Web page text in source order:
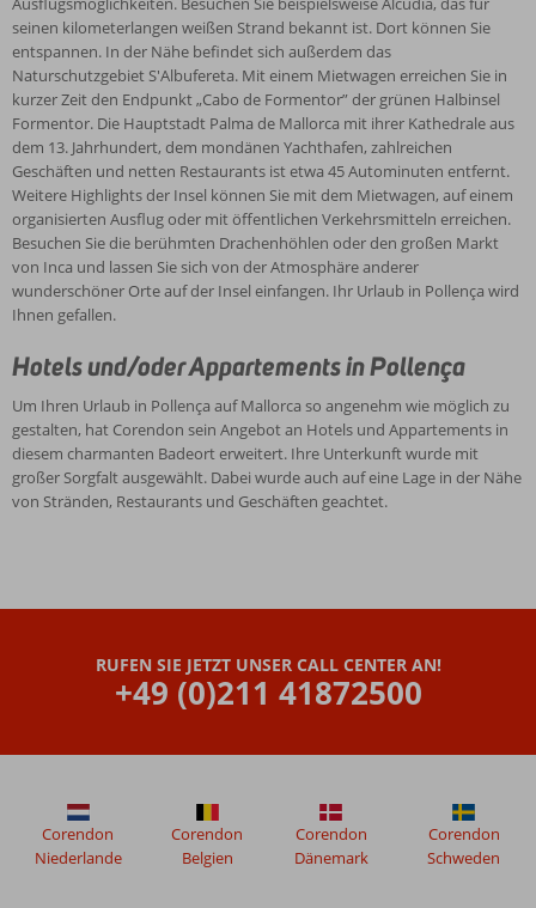
seinen kilometerlangen weißen Strand bekannt ist. Dort können Sie
entspannen. In der Nähe befindet sich außerdem das
Naturschutzgebiet S'Albufereta. Mit einem Mietwagen erreichen Sie in
kurzer Zeit den Endpunkt „Cabo de Formentor” der grünen Halbinsel
Formentor. Die Hauptstadt Palma de Mallorca mit ihrer Kathedrale aus
dem 13. Jahrhundert, dem mondänen Yachthafen, zahlreichen
Geschäften und netten Restaurants ist etwa 45 Autominuten entfernt.
Weitere Highlights der Insel können Sie mit dem Mietwagen, auf einem
organisierten Ausflug oder mit öffentlichen Verkehrsmitteln erreichen.
Besuchen Sie die berühmten Drachenhöhlen oder den großen Markt
von Inca und lassen Sie sich von der Atmosphäre anderer
wunderschöner Orte auf der Insel einfangen. Ihr Urlaub in Pollença wird
Ihnen gefallen.
Hotels und/oder Appartements in Pollença
Um Ihren Urlaub in Pollença auf Mallorca so angenehm wie möglich zu
gestalten, hat Corendon sein Angebot an Hotels und Appartements in
diesem charmanten Badeort erweitert. Ihre Unterkunft wurde mit
großer Sorgfalt ausgewählt. Dabei wurde auch auf eine Lage in der Nähe
von Stränden, Restaurants und Geschäften geachtet.
RUFEN SIE JETZT UNSER CALL CENTER AN!
+49 (0)211 41872500
Corendon
Niederlande
Corendon
Belgien
Corendon
Dänemark
Corendon
Schweden